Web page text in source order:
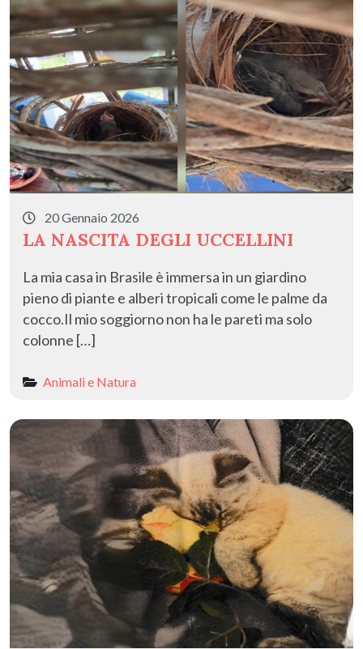
20 Gennaio 2026
LA NASCITA DEGLI UCCELLINI
La mia casa in Brasile è immersa in un giardino
pieno di piante e alberi tropicali come le palme da
cocco.Il mio soggiorno non ha le pareti ma solo
colonne […]
Animali e Natura